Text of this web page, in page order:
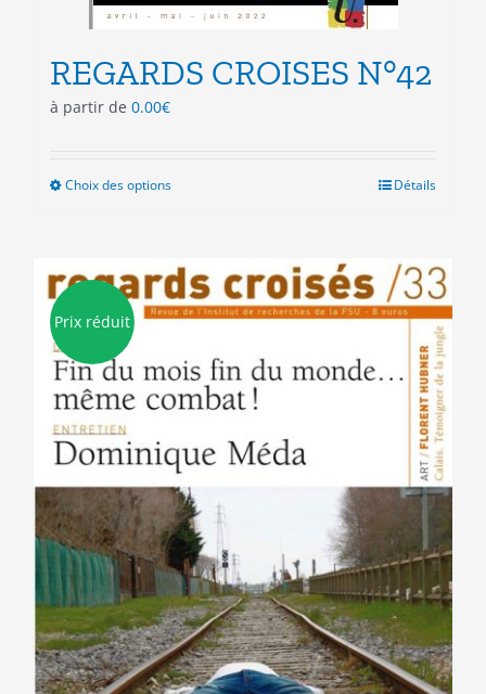
REGARDS CROISES N°42
à partir de 0.00€
Choix des optionsCe
variations.
Les
être
choisies
la
page
du
produit
Détails
Prix réduit